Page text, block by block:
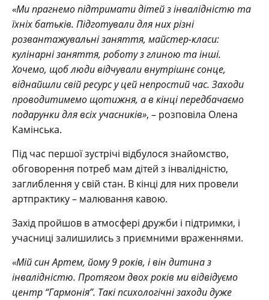
«Ми прагнемо підтримати дітей з інвалідністю та
їхніх батьків. Підготували для них різні
розвантажувальні заняття, майстер-класи:
кулінарні заняття, роботу з глиною та інші.
Хочемо, щоб люди відчували внутрішнє сонце,
віднайшли свій ресурс у цей непростий час. Заходи
проводитимемо щотижня, а в кінці передбачаємо
подарунки для всіх учасників», – розповіла Олена
Камінська.
Під час першої зустрічі відбулося знайомство,
обговорення потреб мам дітей з інвалідністю,
заглиблення у свій стан. В кінці для них провели
артпрактику – малювання кавою.
Захід пройшов в атмосфері дружби і підтримки, і
учасниці залишились з приємними враженнями.
«Мій син Артем, йому 9 років, і він дитина з
інвалідністю. Протягом двох років ми відвідуємо
центр “Гармонія”. Такі психологічні заходи дуже